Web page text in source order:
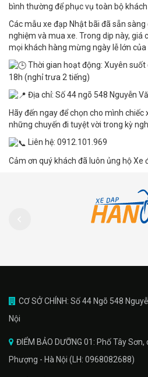
bình thường để phục vụ toàn bộ khách
Các mẫu xe đạp Nhật bãi đã sẵn
nghiệm và mua xe. Trong dịp này, giá
mọi khách hàng mừng ngày lễ lớn
Thời gian hoạt động: Xuyên
18h (nghỉ trưa 2 tiếng)
Địa chỉ: Số 44 ngõ 548 Nguyễn
Hãy đến ngay để chọn cho mình
những chuyến đi tuyệt vời trong kỳ
Liên hệ: 0912.101.969
Cảm ơn quý khách đã luôn ủng hộ Xe
CƠ SỞ CHÍNH: Số 44 Ngõ 548
Nội
ĐIỂM BẢO DƯỠNG 01: Phố Tây
Phượng - Hà Nội (LH: 0968082688)